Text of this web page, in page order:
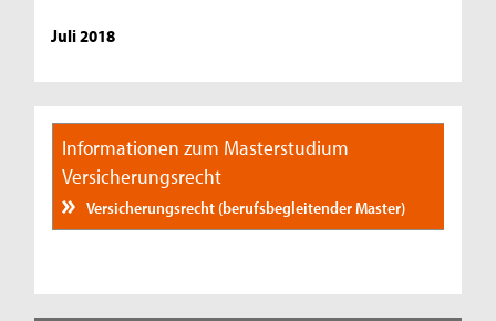
Juli 2018
Informationen zum Masterstudium
Versicherungsrecht
Versicherungsrecht (berufsbegleitender Master)